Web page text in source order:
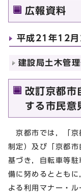
広報資料
平成21年12月
建設局土木管
改訂京都市
する市民意
京都市では，「京
制定）及び「京都
基づき，自転車等
備に努めるととも
よる利用マナー・